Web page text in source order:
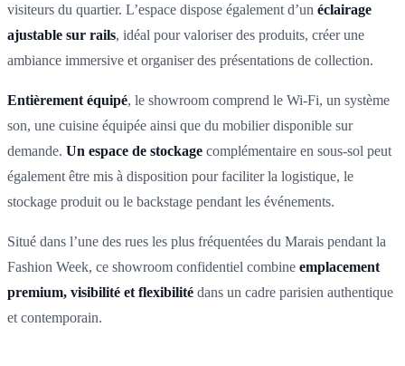
visiteurs du quartier. L’espace dispose également d’un éclairage
ajustable sur rails, idéal pour valoriser des produits, créer une
ambiance immersive et organiser des présentations de collection.
Entièrement équipé, le showroom comprend le Wi-Fi, un système
son, une cuisine équipée ainsi que du mobilier disponible sur
demande. Un espace de stockage complémentaire en sous-sol peut
également être mis à disposition pour faciliter la logistique, le
stockage produit ou le backstage pendant les événements.
Situé dans l’une des rues les plus fréquentées du Marais pendant la
Fashion Week, ce showroom confidentiel combine emplacement
premium, visibilité et flexibilité dans un cadre parisien authentique
et contemporain.